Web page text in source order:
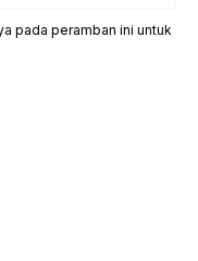
pada peramban ini untuk